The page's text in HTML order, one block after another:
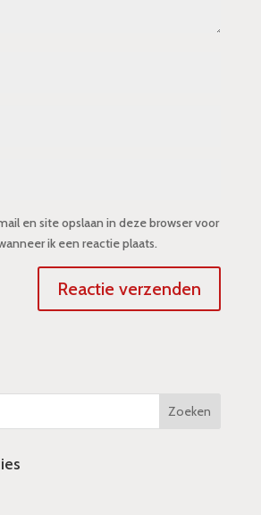
en site opslaan in deze browser voor
ik een reactie plaats.